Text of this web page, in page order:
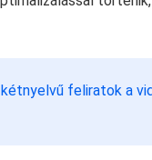
feliratok a